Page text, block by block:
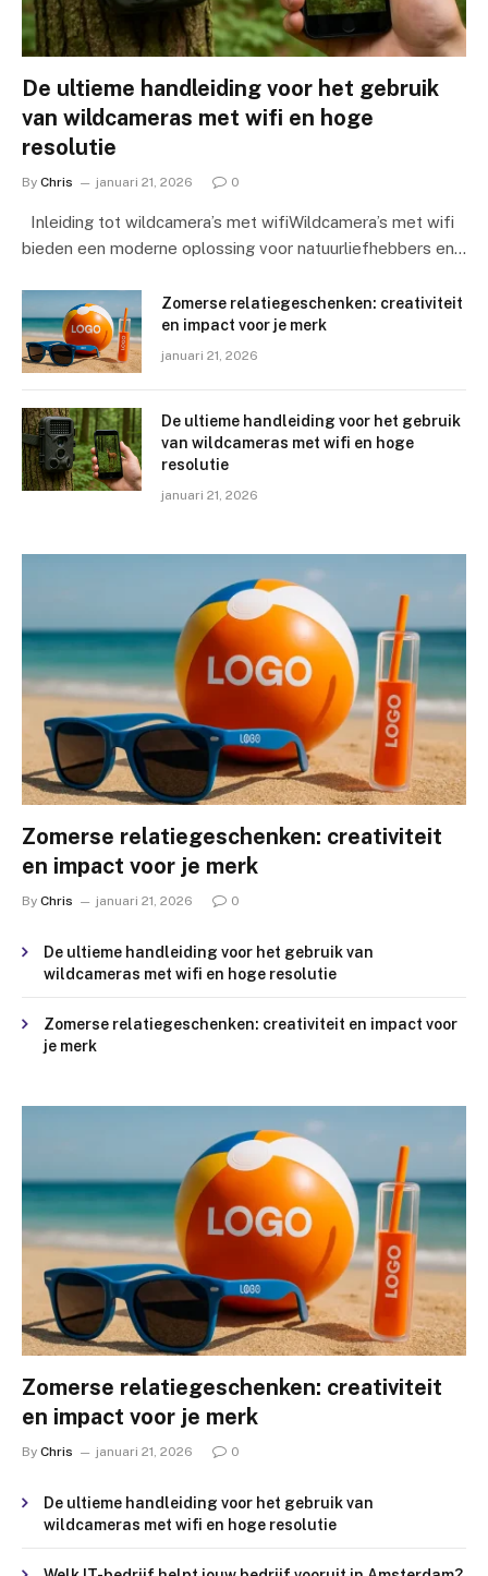
De ultieme handleiding voor het gebruik
van wildcameras met wifi en hoge
resolutie
By Chris januari 21, 2026 0
Inleiding tot wildcamera’s met wifiWildcamera’s met wifi
bieden een moderne oplossing voor natuurliefhebbers en…
Zomerse relatiegeschenken: creativiteit
en impact voor je merk
januari 21, 2026
De ultieme handleiding voor het gebruik
van wildcameras met wifi en hoge
resolutie
januari 21, 2026
Zomerse relatiegeschenken: creativiteit
en impact voor je merk
By Chris januari 21, 2026 0
De ultieme handleiding voor het gebruik van
wildcameras met wifi en hoge resolutie
Zomerse relatiegeschenken: creativiteit en impact voor
je merk
Zomerse relatiegeschenken: creativiteit
en impact voor je merk
By Chris januari 21, 2026 0
De ultieme handleiding voor het gebruik van
wildcameras met wifi en hoge resolutie